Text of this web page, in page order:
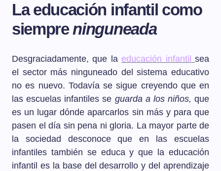
La educación infantil como
siempreninguneada
Desgraciadamente, que la educación infantil
sea
el sector más ninguneado del sistema educativo
no es nuevo. Todavía se sigue creyendo que en
las escuelas infantiles se guarda a los niños, que
es un lugar dónde aparcarlos sin más y para que
pasen el día sin pena ni gloria. La mayor parte de
la sociedad desconoce que en las escuelas
infantiles también se educa y que la educación
infantil es la base del desarrollo y del aprendizaje